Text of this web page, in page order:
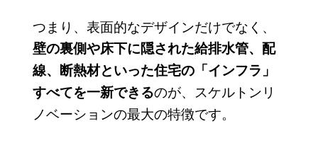
つまり、表面的なデザインだけでなく、
壁の裏側や床下に隠された給排水管、配
線、断熱材といった住宅の「インフラ」
すべてを一新できるのが、スケルトンリ
ノベーションの最大の特徴です。